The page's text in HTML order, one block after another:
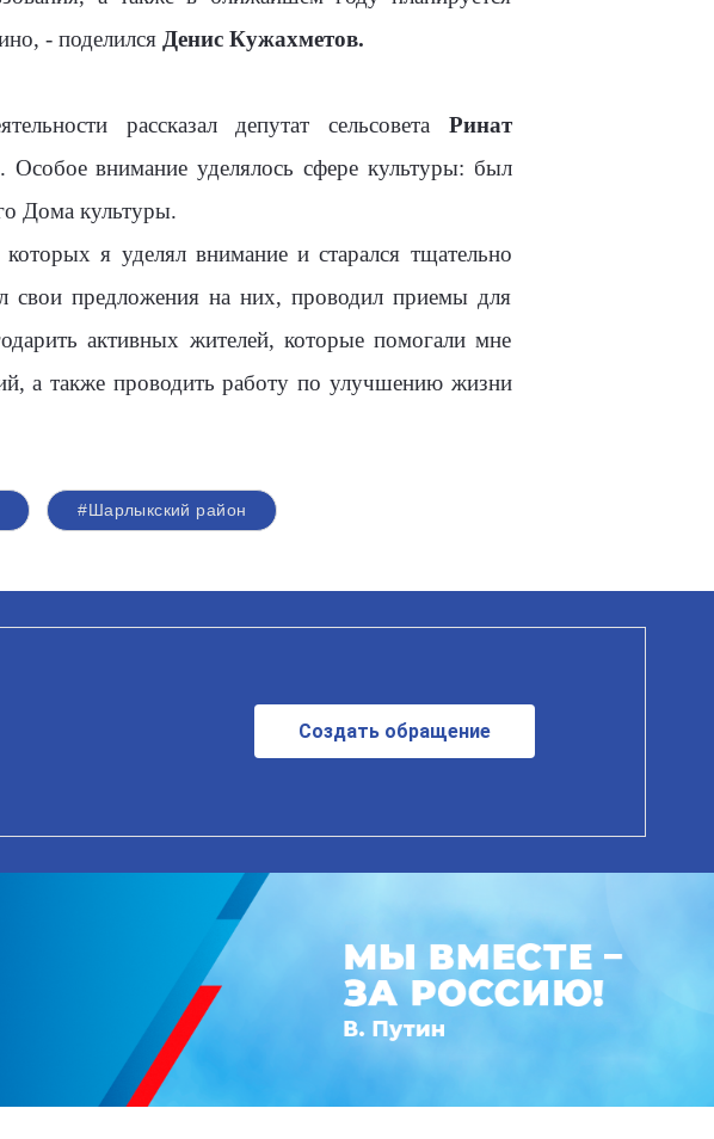
- поделился Денис Кужахметов.
рассказал депутат сельсовета Ринат
внимание уделялось сфере культуры: был
Дома культуры.
я уделял внимание и старался тщательно
свои предложения на них, проводил приемы для
активных жителей, которые помогали мне
а также проводить работу по улучшению жизни
#Шарлыкский район
Создать обращение